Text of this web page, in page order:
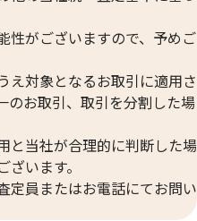
性がございますので、予めご
対象となるお取引に適用さ
のお取引、取引を分割した場
と当社が合理的に判断した場
います。
定員またはお電話にてお問い